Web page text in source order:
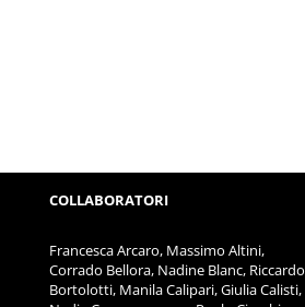
COLLABORATORI
Francesca Arcaro, Massimo Altini,
Corrado Bellora, Nadine Blanc, Riccardo
Bortolotti, Manila Calipari, Giulia Calisti,